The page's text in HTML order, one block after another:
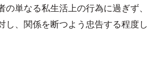
単なる私生活上の行為に過ぎず、
、関係を断つよう忠告する程度し